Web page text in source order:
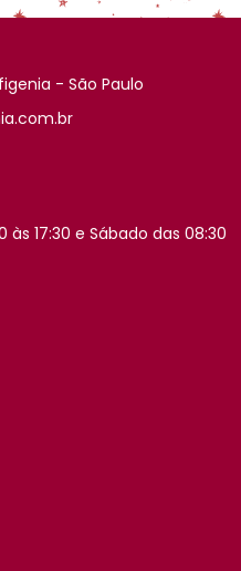
- São Paulo
às 17:30 e Sábado das 08:30